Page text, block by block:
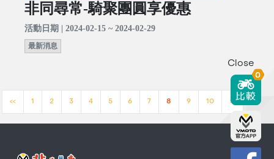
非同尋常-騎聚團圓享優惠
活動日期 | 2024-02-15 ~ 2024-02-29
最新消息
<< 1 2 3 4 5 6 7 8 9 10 >>
Close
0